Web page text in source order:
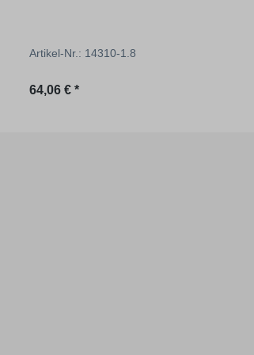
Artikel-Nr.: 14310-1.8
Regulärer Preis:
64,06 € *